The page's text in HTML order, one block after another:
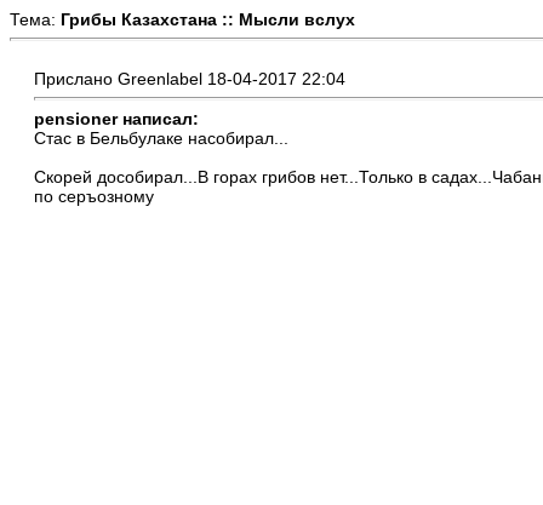
Тема: Грибы Казахстана :: Мысли вслух
Прислано Greenlabel 18-04-2017 22:04
pensioner написал:
Стас в Бельбулаке насобирал...
Скорей дособирал...В горах грибов нет...Только в
по серъозному